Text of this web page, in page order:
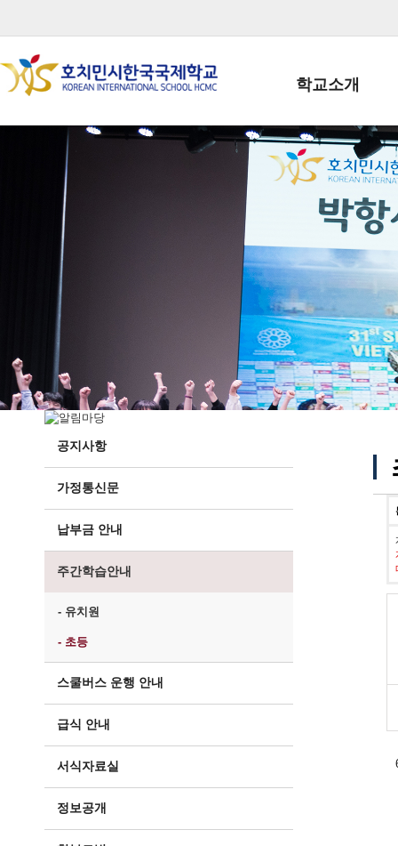
학교소개
학교장인사말
학생회장인사말
학교상징
학교 CI
교직원현황
학생현황
위치/전화
전경사진
공지사항
가정통신문
납부금 안내
주간학습안내
- 유치원
- 초등
스쿨버스 운행 안내
급식 안내
서식자료실
정보공개